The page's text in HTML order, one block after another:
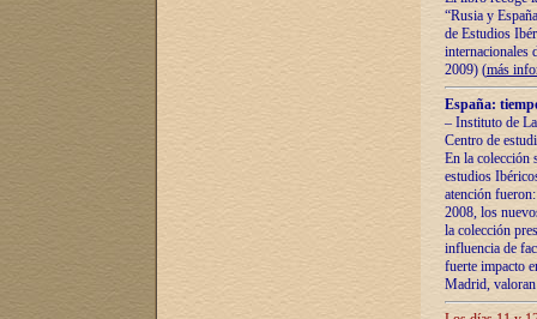
“Rusia y
de Estudios
internacionales
2009) (más
España:
– Instituto de
Centro de
En la colección
estudios
atención
2008, los
la colección
influencia de
fuerte impacto
Madrid,